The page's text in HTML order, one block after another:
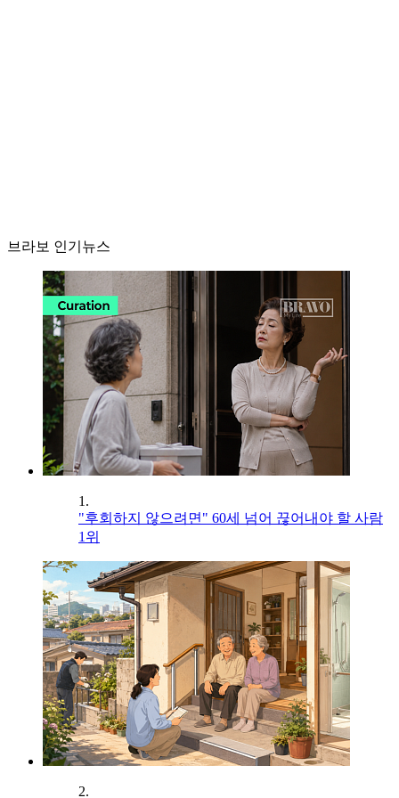
브라보 인기뉴스
1.
"후회하지 않으려면" 60세 넘어 끊어내야 할 사람
1위
2.